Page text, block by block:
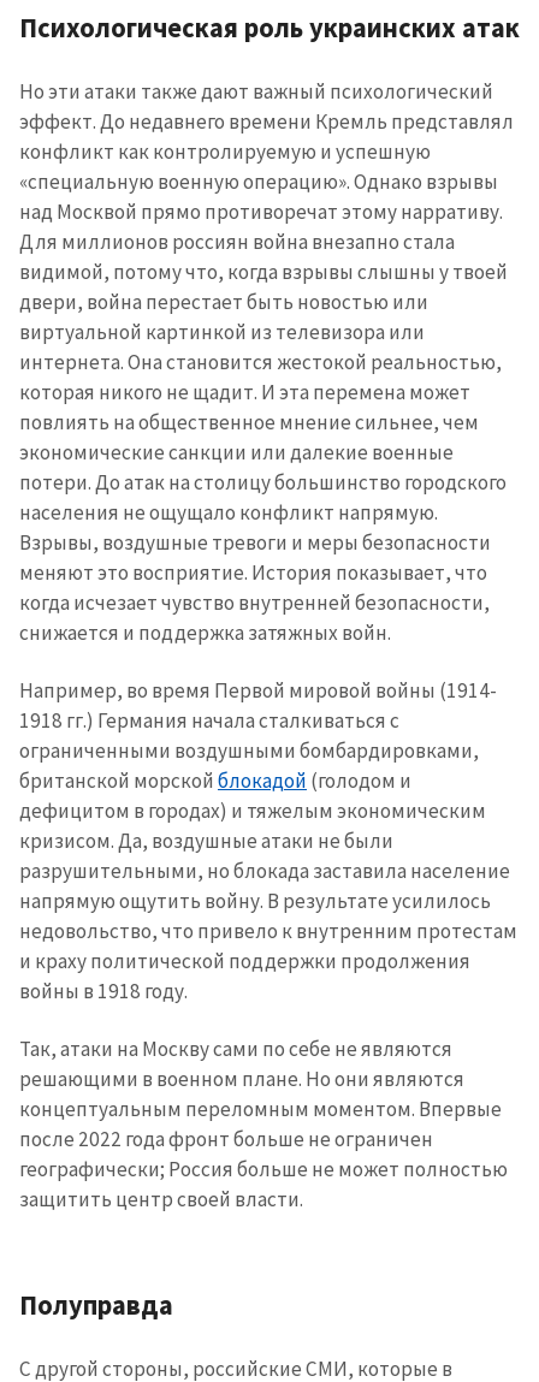
информацию
în Română in English
Психологическая роль украинских атак
Но эти атаки также дают важный психологический
эффект. До недавнего времени Кремль представлял
конфликт как контролируемую и успешную
«специальную военную операцию». Однако взрывы
над Москвой прямо противоречат этому нарративу.
Для миллионов россиян война внезапно стала
видимой, потому что, когда взрывы слышны у твоей
двери, война перестает быть новостью или
виртуальной картинкой из телевизора или
интернета. Она становится жестокой реальностью,
которая никого не щадит. И эта перемена может
повлиять на общественное мнение сильнее, чем
экономические санкции или далекие военные
потери. До атак на столицу большинство городского
населения не ощущало конфликт напрямую.
Взрывы, воздушные тревоги и меры безопасности
меняют это восприятие. История показывает, что
когда исчезает чувство внутренней безопасности,
снижается и поддержка затяжных войн.
Например, во время Первой мировой войны (1914-
1918 гг.) Германия начала сталкиваться с
ограниченными воздушными бомбардировками,
британской морской блокадой (голодом и
дефицитом в городах) и тяжелым экономическим
кризисом. Да, воздушные атаки не были
разрушительными, но блокада заставила население
напрямую ощутить войну. В результате усилилось
недовольство, что привело к внутренним протестам
и краху политической поддержки продолжения
войны в 1918 году.
Так, атаки на Москву сами по себе не являются
решающими в военном плане. Но они являются
концептуальным переломным моментом. Впервые
после 2022 года фронт больше не ограничен
географически; Россия больше не может полностью
защитить центр своей власти.
Полуправда
С другой стороны, российские СМИ, которые в